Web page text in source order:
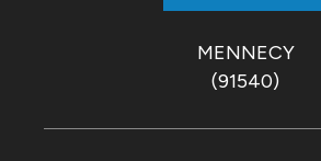
MENNECY
(91540)